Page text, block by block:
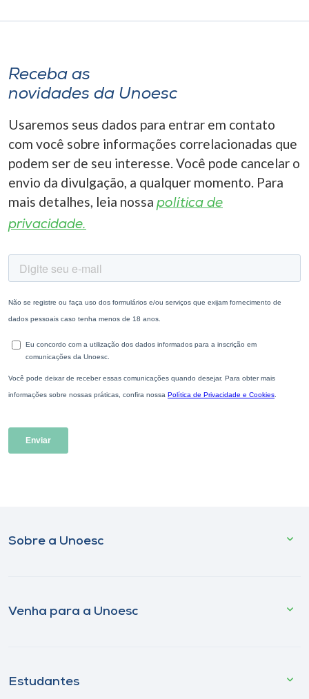
Receba as
novidades da Unoesc
Usaremos seus dados para entrar em contato
com você sobre informações correlacionadas que
podem ser de seu interesse. Você pode cancelar o
envio da divulgação, a qualquer momento. Para
mais detalhes, leia nossa política de
privacidade.
Sobre a Unoesc
Venha para a Unoesc
Estudantes